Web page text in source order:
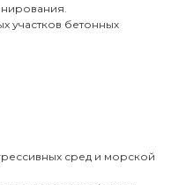
участков бетонных
сред и морской